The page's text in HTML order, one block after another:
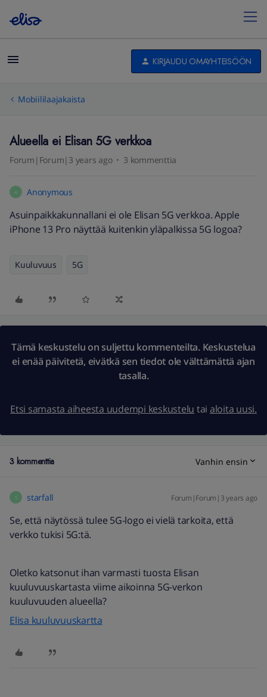
KIRJAUDU OMAYHTEISÖÖN
Mobiililaajakaista
Alueella ei Elisan 5G verkkoa
Forum|Forum|3 years ago 3 kommenttia
A Anonymous
Asuinpaikkakunnallani ei ole Elisan 5G verkkoa. Apple
iPhone 13 Pro näyttää kuitenkin yläpalkissa 5G logoa?
Kuuluvuus 5G
Tämä keskustelu on suljettu kommenteilta. Keskustelua
ei enää päivitetä, eivätkä sen tiedot ole välttämättä ajan
tasalla.
Etsi samasta aiheesta uudempi keskustelu tai aloita uusi.
3 kommenttia Vanhin ensin
S starfall Forum|Forum|3 years ago
Se, että näytössä tulee 5G-logo ei vielä tarkoita, että
verkko tukisi 5G:tä.
Oletko katsonut ihan varmasti tuosta Elisan
kuuluvuuskartasta viime aikoinna 5G-verkon
kuuluvuuden alueella?
Elisa kuuluvuuskartta